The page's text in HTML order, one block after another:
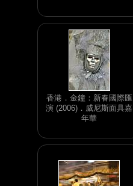
香港．金鐘：新春國際匯
演 (2006)．威尼斯面具嘉
年華